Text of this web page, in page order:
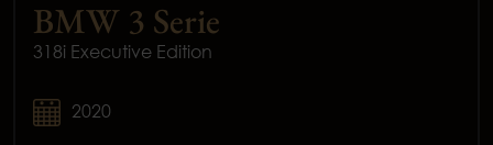
BMW 3 Serie
318i Executive Edition
2020